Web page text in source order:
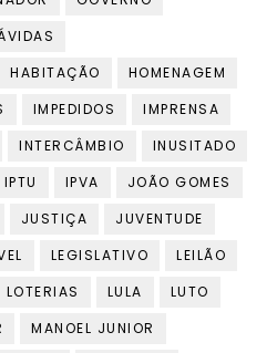
HABITAÇÃO
HOMENAGEM
IMPEDIDOS
IMPRENSA
INTERCÂMBIO
INUSITADO
IPTU IPVA
JOÃO GOMES
JUSTIÇA
JUVENTUDE
LEGISLATIVO
LEILÃO
LOTERIAS LULA
LUTO
MANOEL JUNIOR